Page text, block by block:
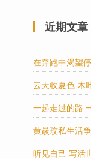
近期文章
在奔跑中渴望
云天收夏色 木
一起走过的路
黄晸玟私生活
听见自己 写活